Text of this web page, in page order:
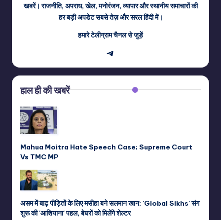
खबरें। राजनीति, अपराध, खेल, मनोरंजन, व्यापार और स्थानीय समाचारों की
हर बड़ी अपडेट सबसे तेज़ और सरल हिंदी में।
हमारे टेलीग्राम चैनल से जुड़ें
Telegram
हाल ही की खबरें
Mahua Moitra Hate Speech Case; Supreme Court
Vs TMC MP
असम में बाढ़ पीड़ितों के लिए मसीहा बने सलमान खान: 'Global Sikhs' संग
शुरू की 'आशियाना' पहल, बेघरों को मिलेंगे शेल्टर